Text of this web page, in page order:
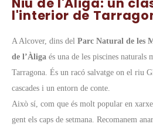
Niu de l'Àliga: un
l'interior de
A Alcover, dins del Parc Natural de les
de l’Àliga és una de les piscines naturals
Tarragona. És un racó salvatge on el riu
cascades i un entorn de conte.
Això sí, com que és molt popular en
gent els caps de setmana. Recomanem